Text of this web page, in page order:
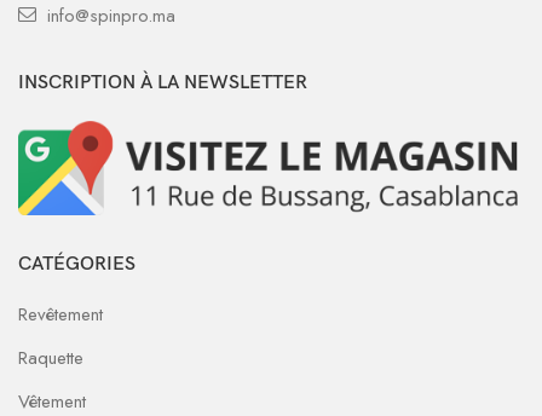
info@spinpro.ma
INSCRIPTION À LA NEWSLETTER
CATÉGORIES
Revêtement
Raquette
Vêtement